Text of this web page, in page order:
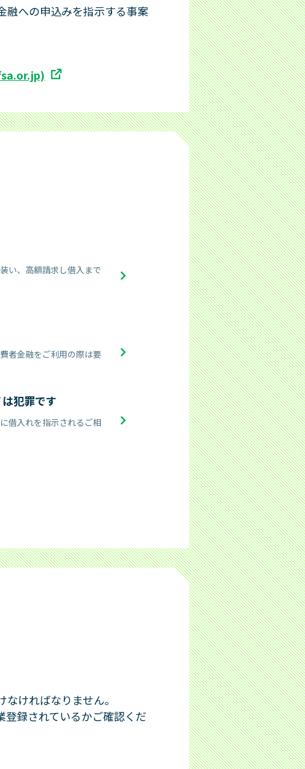
融への申込みを指示する事案
い、高額請求し借入まで
者金融をご利用の際は要
犯罪です
借入れを指示されるご相
ければなりません。
録されているかご確認くだ